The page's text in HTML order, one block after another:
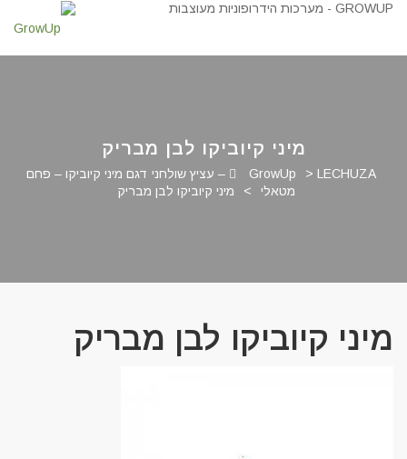
מיני קיוביקו לבן מבריק
GrowUp >
LECHUZA – עציץ שולחני דגם מיני קיוביקו – פחם
מטאלי
> מיני קיוביקו לבן מבריק
מיני קיוביקו לבן מבריק